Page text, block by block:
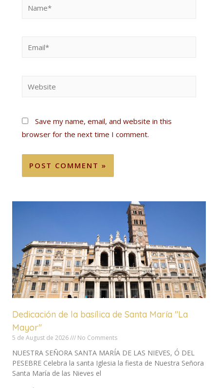
Save my name, email, and website in this
browser for the next time I comment.
Dedicación de la basílica de Santa María "La
Mayor"
5 de August de 2026 No Comments
NUESTRA SEÑORA SANTA MARÍA DE LAS NIEVES, Ó DEL
PESEBRE Celebra la santa Iglesia la fiesta de Nuestra Señora
Santa María de las Nieves el